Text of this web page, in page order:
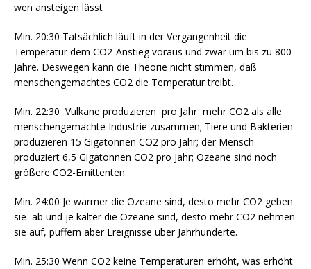
wen ansteigen lässt
Min. 20:30 Tatsächlich läuft in der Vergangenheit die
Temperatur dem CO2-Anstieg voraus und zwar um bis zu 800
Jahre. Deswegen kann die Theorie nicht stimmen, daß
menschengemachtes CO2 die Temperatur treibt.
Min. 22:30 Vulkane produzieren pro Jahr mehr CO2 als alle
menschengemachte Industrie zusammen; Tiere und Bakterien
produzieren 15 Gigatonnen CO2 pro Jahr; der Mensch
produziert 6,5 Gigatonnen CO2 pro Jahr; Ozeane sind noch
größere CO2-Emittenten
Min. 24:00 Je wärmer die Ozeane sind, desto mehr CO2 geben
sie ab und je kälter die Ozeane sind, desto mehr CO2 nehmen
sie auf, puffern aber Ereignisse über Jahrhunderte.
Min. 25:30 Wenn CO2 keine Temperaturen erhöht, was erhöht